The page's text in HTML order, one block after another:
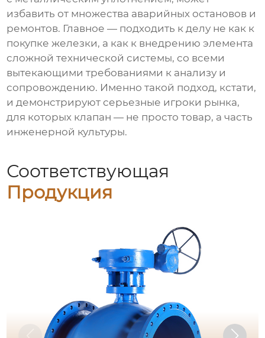
избавить от множества аварийных остановов и
ремонтов. Главное — подходить к делу не как к
покупке железки, а как к внедрению элемента
сложной технической системы, со всеми
вытекающими требованиями к анализу и
сопровождению. Именно такой подход, кстати,
и демонстрируют серьезные игроки рынка,
для которых клапан — не просто товар, а часть
инженерной культуры.
Соответствующая
Продукция